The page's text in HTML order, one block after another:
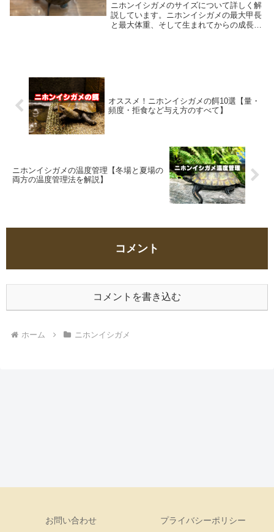
ニホンイシガメのサイズについて詳しく解
説しています。ニホンイシガメの最大甲長
と最大体重、そして生まれてからの成長曲
オススメ！ニホンイシガメの餌10選【量・
頻度・拒食など与え方のすべて】
ニホンイシガメの温度管理【冬場と夏場の
両方の温度管理法を解説】
コメント
コメントを書き込む
ホーム ニホンイシガメ
お問い合わせ プライバシーポリシー